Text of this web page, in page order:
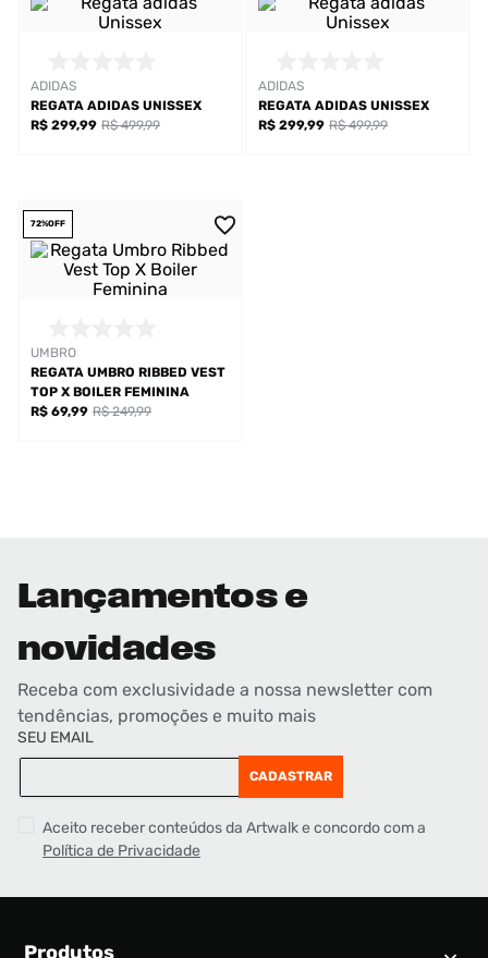
ADIDAS
REGATA ADIDAS UNISSEX
R$ 299,99 R$ 499,99
ADIDAS
REGATA ADIDAS UNISSEX
R$ 299,99 R$ 499,99
72%OFF
UMBRO
REGATA UMBRO RIBBED VEST
TOP X BOILER FEMININA
R$ 69,99 R$ 249,99
Lançamentos e
novidades
Receba com exclusividade a nossa newsletter com
tendências, promoções e muito mais
SEU EMAIL
CADASTRAR
Aceito receber conteúdos da Artwalk e concordo com a
Política de Privacidade
Produtos